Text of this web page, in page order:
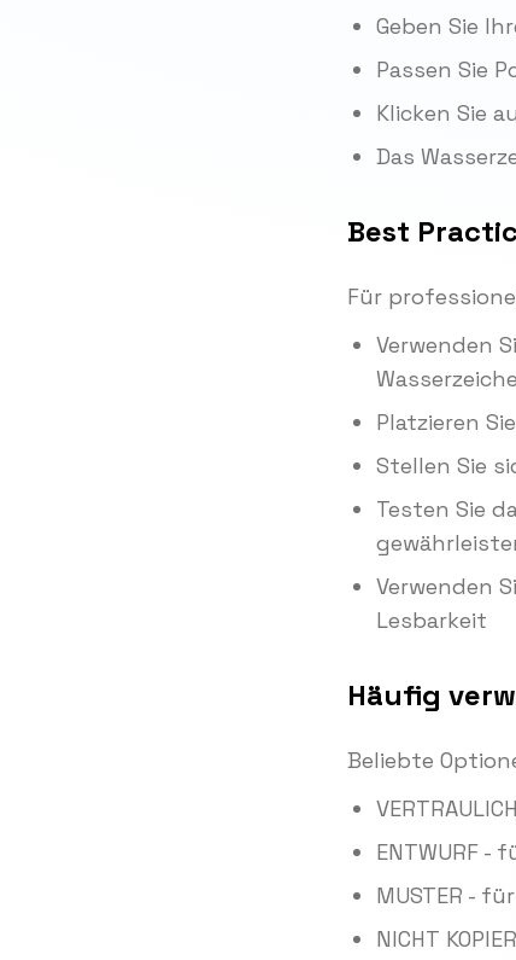
Geben Sie
Passen Sie
Klicken Sie
Das
Best
Für
Verwenden
Platzieren
Stellen Sie
Testen Sie
Verwenden
Lesbarkeit
Häufig
Beliebte
ENTWURF -
MUSTER -
NICHT